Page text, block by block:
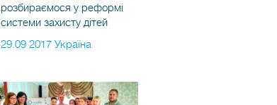
розбираємося у реформі
системи захисту дітей
29.09 2017 Україна